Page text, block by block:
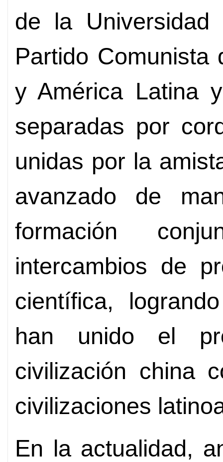
de la
Partido Comunista
y América Latina
separadas por
unidas por la
avanzado de
formación
intercambios de
científica,
han unido el
civilización china
civilizaciones
En la actualidad,